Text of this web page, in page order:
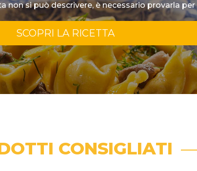
si può descrivere, è necessario provarla
SCOPRI LA RICETTA
CONSIGLIATI